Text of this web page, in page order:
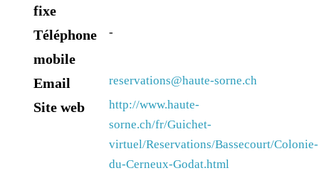
fixe
Téléphone
mobile
-
Email reservations@haute-sorne.ch
Site web
http://www.haute-
sorne.ch/fr/Guichet-
virtuel/Reservations/Bassecourt/Colonie-
du-Cerneux-Godat.html